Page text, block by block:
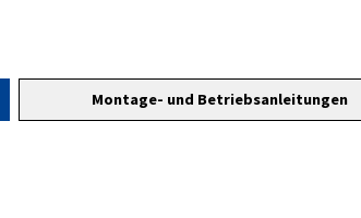
Montage- und Betriebsanleitungen